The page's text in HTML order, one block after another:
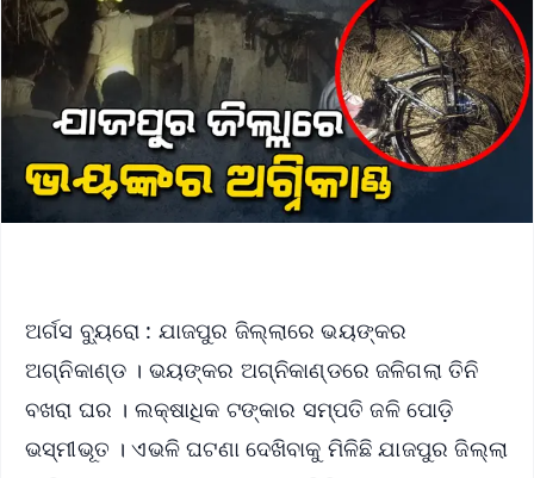
ଅର୍ଗସ ବ୍ୟୁରୋ : ଯାଜପୁର ଜିଲ୍ଲାରେ ଭୟଙ୍କର
ଅଗ୍ନିକାଣ୍ଡ । ଭୟଙ୍କର ଅଗ୍ନିକାଣ୍ଡରେ ଜଳିଗଲା ତିନି
ବଖରା ଘର । ଲକ୍ଷାଧିକ ଟଙ୍କାର ସମ୍ପତି ଜଳି ପୋଡ଼ି
ଭସ୍ମୀଭୂତ । ଏଭଳି ଘଟଣା ଦେଖିବାକୁ ମିଳିଛି ଯାଜପୁର ଜିଲ୍ଲା